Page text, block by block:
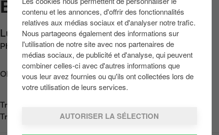
contenu et les annonces, d'offrir des fonctionnalités
relatives aux médias sociaux et d'analyser notre trafic.
Nous partageons également des informations sur
l'utilisation de notre site avec nos partenaires de
médias sociaux, de publicité et d'analyse, qui peuvent
combiner celles-ci avec d'autres informations que
vous leur avez fournies ou qu'ils ont collectées lors de
votre utilisation de leurs services.
AUTORISER LA SÉLECTION
c
o
n
t
e
u
n
BRUSTEM
Luikersteenweg 209,Brustem,BE-3800
Phone: +3211482712
Obtenir l'itinéraire
Trouvez nous sur
Trouvez nous surGoogle Play